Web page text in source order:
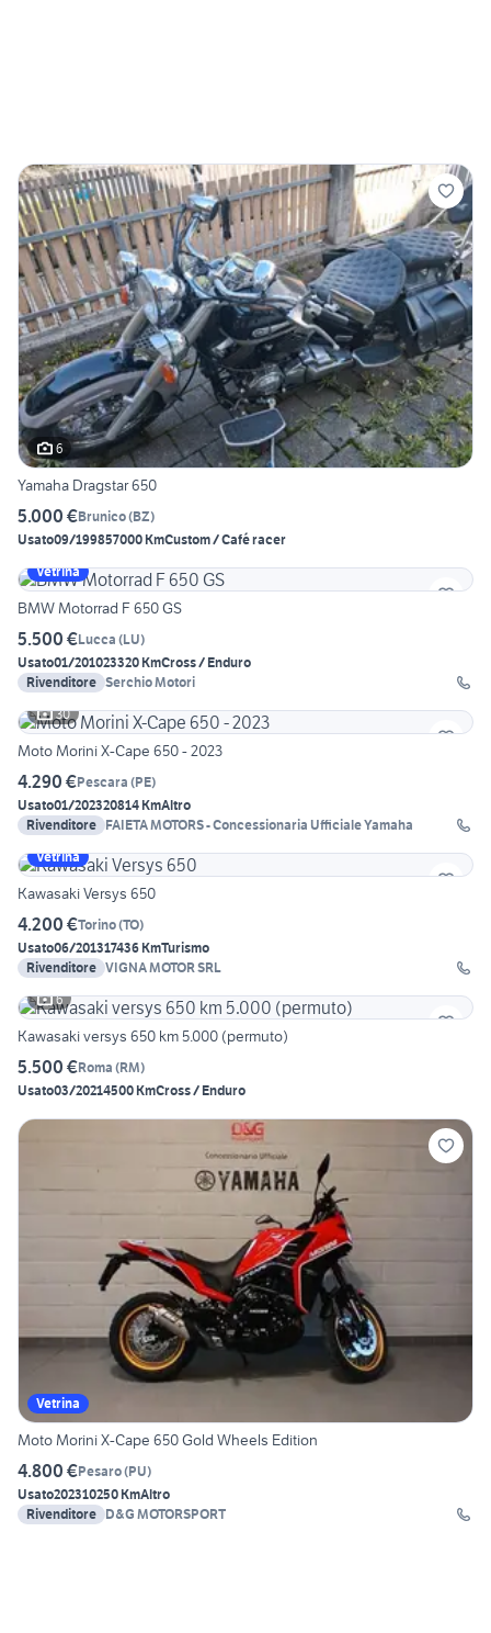
6
Yamaha Dragstar 650
5.000 €Brunico(BZ)
Usato09/199857000 KmCustom / Café racer
Vetrina
BMW Motorrad F 650 GS
5.500 €Lucca (LU)
Usato01/201023320 KmCross / Enduro
Rivenditore Serchio Motori
30
Moto Morini X-Cape 650 - 2023
4.290 €Pescara (PE)
Usato01/202320814 KmAltro
Rivenditore FAIETA MOTORS - Concessionaria Ufficiale Yamaha
Vetrina
Kawasaki Versys 650
4.200 €Torino(TO)
Usato06/201317436 KmTurismo
Rivenditore VIGNA MOTOR SRL
6
Kawasaki versys 650 km 5.000 (permuto)
5.500 €Roma (RM)
Usato03/20214500 KmCross / Enduro
Vetrina
Moto Morini X-Cape 650 Gold Wheels Edition
4.800 €Pesaro(PU)
Usato202310250 KmAltro
Rivenditore D&G MOTORSPORT